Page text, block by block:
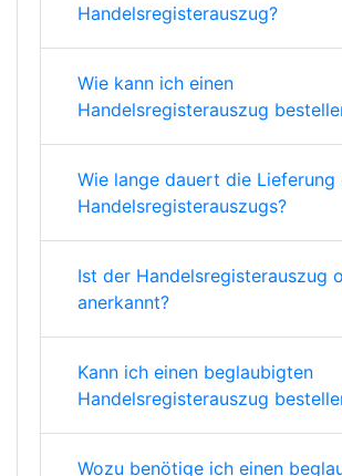
Handelsregisterauszug?
Wie kann ich einen
Handelsregisterauszug
Wie lange dauert die Lieferung
Handelsregisterauszugs?
Ist der Handelsregisterauszug
anerkannt?
Kann ich einen beglaubigten
Handelsregisterauszug
Wozu benötige ich einen